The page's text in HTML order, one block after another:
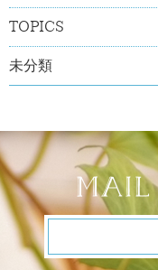
TOPICS
未分類